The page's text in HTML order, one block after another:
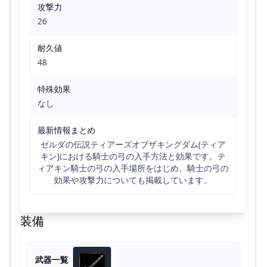
攻撃力
26
耐久値
48
特殊効果
なし
最新情報まとめ
ゼルダの伝説ティアーズオブザキングダム(ティア
キン)における騎士の弓の入手方法と効果です。テ
ィアキン騎士の弓の入手場所をはじめ、騎士の弓の
効果や攻撃力についても掲載しています。
装備
武器一覧